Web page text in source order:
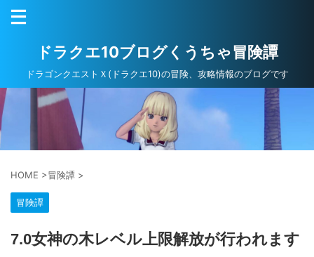
ドラクエ10ブログくうちゃ冒険譚
ドラゴンクエストＸ(ドラクエ10)の冒険、攻略情報のブログです
HOME >冒険譚 >
冒険譚
7.0女神の木レベル上限解放が行われます